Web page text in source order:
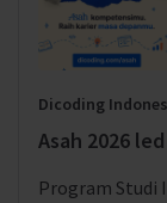
Dicoding
Asah 2026
Program Studi